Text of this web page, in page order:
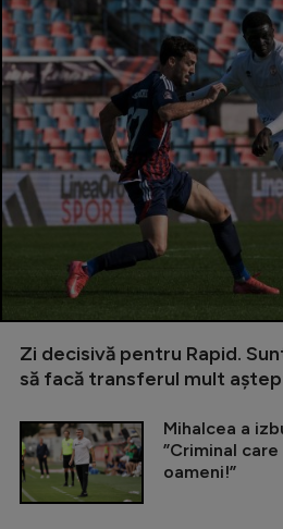
Zi decisivă pentru Rapid.
să facă transferul mult
Mihalcea a
”Criminal
oameni!”